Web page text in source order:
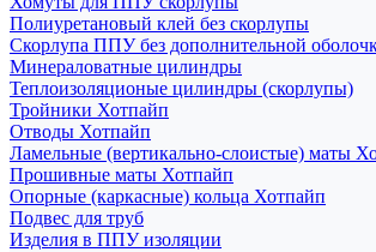
Полиуретановый клей без скорлупы
Скорлупа ППУ без дополнительной
Минераловатные цилиндры
Теплоизоляционые цилиндры (скорлупы)
Тройники Хотпайп
Отводы Хотпайп
Ламельные (вертикально-слоистые) маты
Прошивные маты Хотпайп
Опорные (каркасные) кольца Хотпайп
Подвес для труб
Изделия в ППУ изоляции